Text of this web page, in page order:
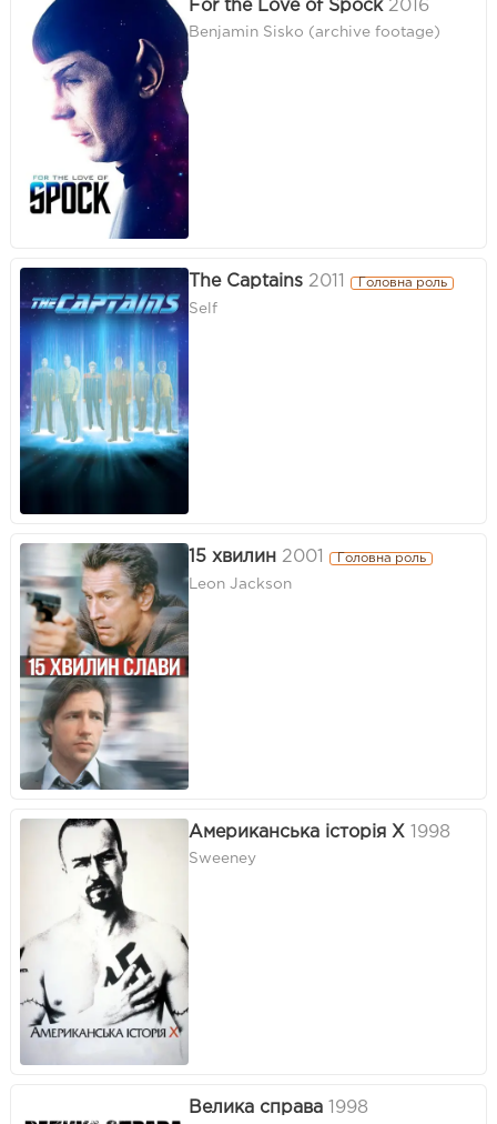
For the Love of Spock 2016
Benjamin Sisko (archive footage)
The Captains 2011 Головна роль
Self
15 хвилин 2001 Головна роль
Leon Jackson
Американська історія Х 1998
Sweeney
Велика справа 1998